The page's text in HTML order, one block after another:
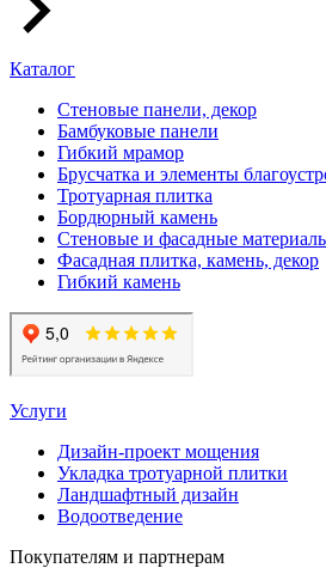
Каталог
Стеновые панели, декор
Бамбуковые панели
Гибкий мрамор
Брусчатка и элементы
Тротуарная плитка
Бордюрный камень
Стеновые и фасадные
Фасадная плитка, камень, декор
Гибкий камень
Услуги
Дизайн-проект мощения
Укладка тротуарной плитки
Ландшафтный дизайн
Водоотведение
Покупателям и партнерам